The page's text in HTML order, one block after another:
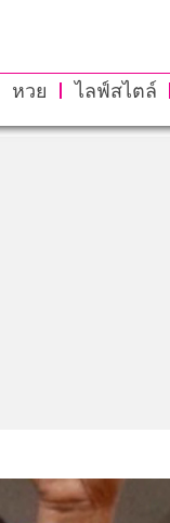
หวย ไลฟ์สไตล์